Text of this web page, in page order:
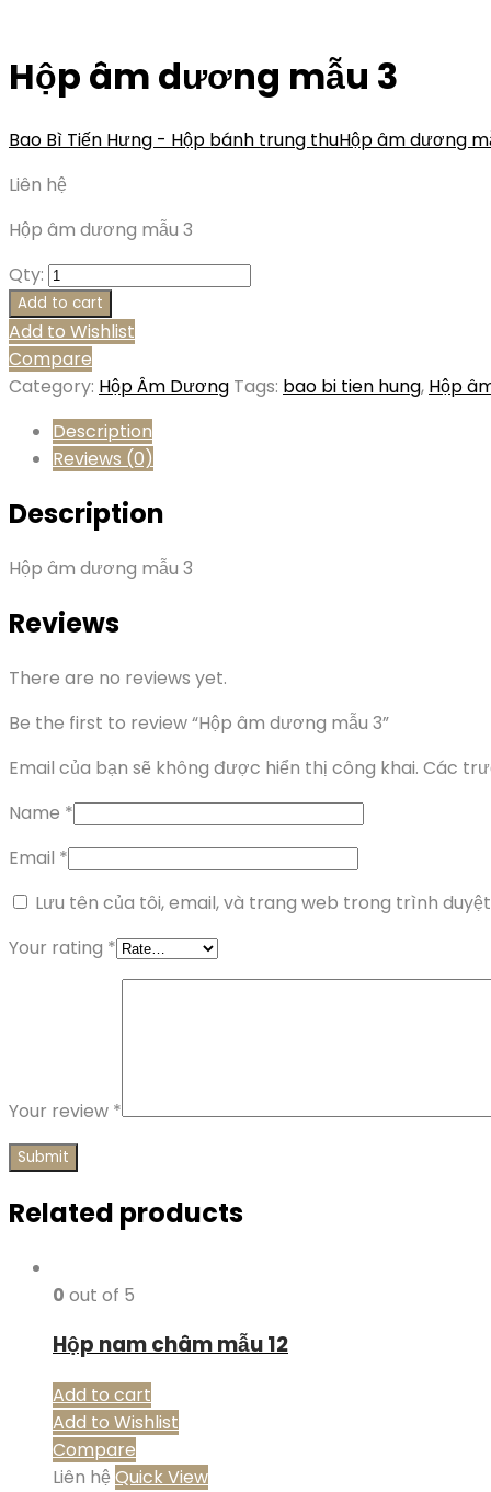
Hộp âm dương mẫu 3
Bao Bì Tiến Hưng - Hộp bánh trung thuHộp âm dương
Liên hệ
Hộp âm dương mẫu 3
Qty:
Add to cart
Add to Wishlist
Compare
Category: Hộp Âm Dương Tags: bao bi tien hung, Hộp
Description
Reviews (0)
Description
Hộp âm dương mẫu 3
Reviews
There are no reviews yet.
Be the first to review “Hộp âm dương mẫu 3”
Email của bạn sẽ không được hiển thị công khai. Các
Name *
Email *
Lưu tên của tôi, email, và trang web trong trình
Your rating *
Your review *
Related products
0 out of 5
Hộp nam châm mẫu 12
Add to cart
Add to Wishlist
Compare
Liên hệ Quick View